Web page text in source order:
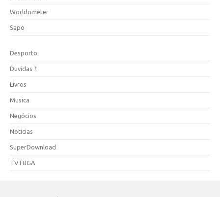
Worldometer
Sapo
Desporto
Duvidas ?
Livros
Musica
Negócios
Noticias
SuperDownload
TVTUGA